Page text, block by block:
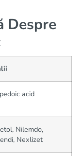
Despre
acid
Nilemdo,
Nexlizet